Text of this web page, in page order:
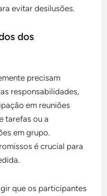
evitar desilusões.
dos
precisam
responsabilidades,
em reuniões
tarefas ou a
em grupo.
é crucial para
que os participantes